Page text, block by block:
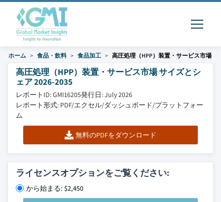
ホーム 食品・飲料 食品加工 高圧処理（HPP）装置・サービス市場
高圧処理（HPP）装置・サービス市場 サイズとシ
ェア 2026-2035
レポートID: GMI16205発行日: July 2026
レポート形式: PDF/エクセル/ダッシュボード/プラットフォー
ム
無料のPDFをダウンロード
ライセンスオプションをご覧ください:
から始まる: $2,450